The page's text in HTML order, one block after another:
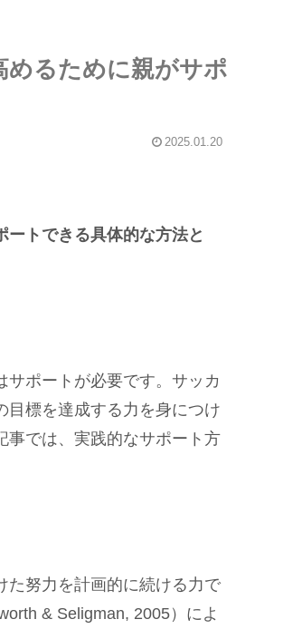
めるために親がサポ
2025.01.20
トできる具体的な方法と
サポートが必要です。サッカ
目標を達成する力を身につけ
事では、実践的なサポート方
た努力を計画的に続ける力で
& Seligman, 2005）によ